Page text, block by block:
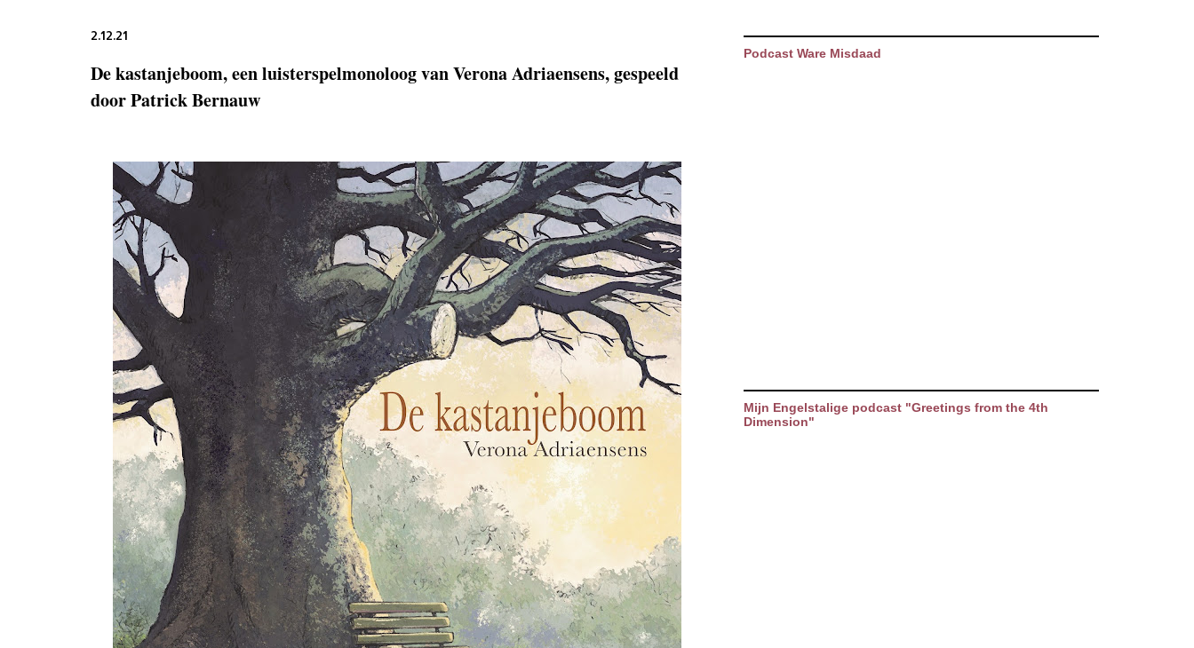
2.12.21
De kastanjeboom, een luisterspelmonoloog van Verona Adriaensens, gespeeld
door Patrick Bernauw
Podcast Ware Misdaad
Mijn Engelstalige podcast "Greetings from the 4th
Dimension"